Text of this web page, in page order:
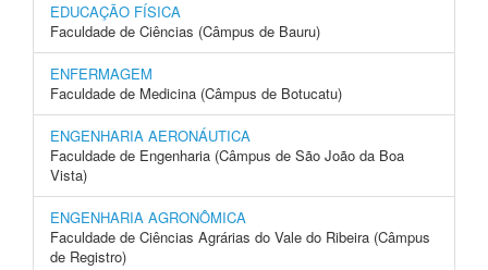
EDUCAÇÃO FÍSICA
Faculdade de Ciências (Câmpus de Bauru)
ENFERMAGEM
Faculdade de Medicina (Câmpus de Botucatu)
ENGENHARIA AERONÁUTICA
Faculdade de Engenharia (Câmpus de São João da Boa
Vista)
ENGENHARIA AGRONÔMICA
Faculdade de Ciências Agrárias do Vale do Ribeira (Câmpus
de Registro)